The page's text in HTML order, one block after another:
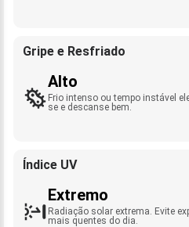
Gripe e Resfriado
Alto
Frio intenso ou tempo instável
se e descanse bem.
Índice UV
Extremo
Radiação solar extrema. Evite
mais quentes do dia.